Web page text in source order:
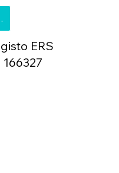
ERS
166327